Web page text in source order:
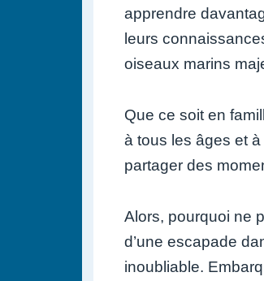
apprendre
leurs
oiseaux marins
Que ce soit en
à tous les âges et
partager des
Alors, pourquoi ne
d’une escapade
inoubliable.